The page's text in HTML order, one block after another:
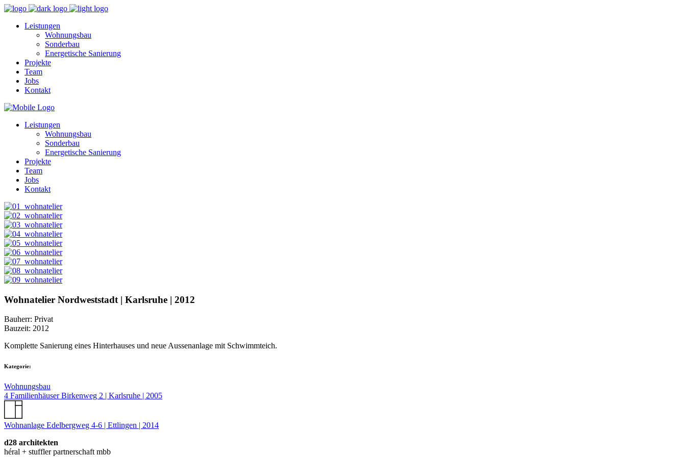
Leistungen
Wohnungsbau
Sonderbau
Energetische Sanierung
Projekte
Team
Jobs
Kontakt
Leistungen
Wohnungsbau
Sonderbau
Energetische Sanierung
Projekte
Team
Jobs
Kontakt
Wohnatelier Nordweststadt | Karlsruhe | 2012
Bauherr: Privat
Bauzeit: 2012
Komplette Sanierung eines Hinterhauses und neue Aussenanlage mit Schwimmteich.
Kategorie:
Wohnungsbau
4 Familienhäuser Birkenweg 2 | Karlsruhe | 2005
Wohnanlage Edelbergweg 4-6 | Ettlingen | 2014
d28 architekten
héral + stuffler partnerschaft mbb